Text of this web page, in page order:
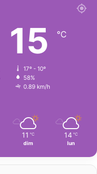
15 ℃
17º - 10º
58%
0.89 km/h
11 ℃
dim
14 ℃
lun